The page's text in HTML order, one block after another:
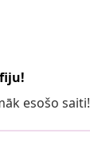
esošo saiti!